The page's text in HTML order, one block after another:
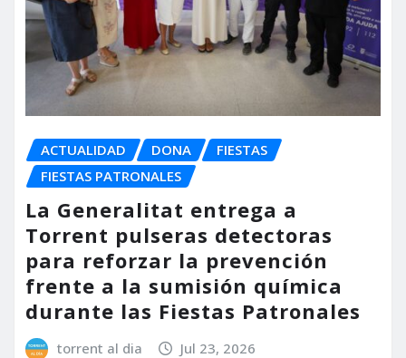
ACTUALIDAD DONA
FIESTAS
FIESTAS PATRONALES
La Generalitat entrega a
Torrent pulseras detectoras
para reforzar la prevención
frente a la sumisión química
durante las Fiestas Patronales
torrent al dia Jul 23, 2026